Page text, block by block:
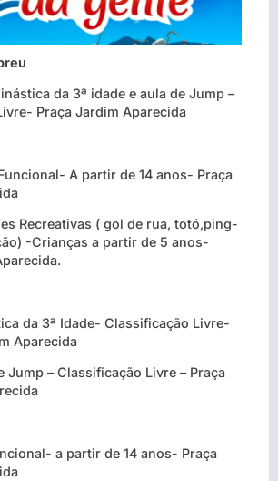
da 3ª idade e aula de Jump –
Praça Jardim Aparecida
A partir de 14 anos- Praça
Recreativas ( gol de rua, totó,ping-
-Crianças a partir de 5 anos-
da 3ª Idade- Classificação Livre-
Aparecida
Jump – Classificação Livre – Praça
a partir de 14 anos- Praça